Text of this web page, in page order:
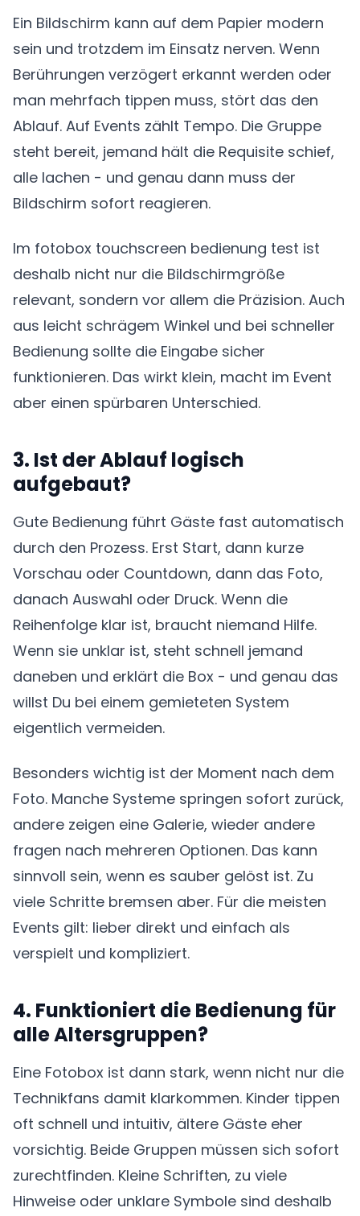
Ein Bildschirm kann auf dem Papier modern
sein und trotzdem im Einsatz nerven. Wenn
Berührungen verzögert erkannt werden oder
man mehrfach tippen muss, stört das den
Ablauf. Auf Events zählt Tempo. Die Gruppe
steht bereit, jemand hält die Requisite schief,
alle lachen - und genau dann muss der
Bildschirm sofort reagieren.
Im fotobox touchscreen bedienung test ist
deshalb nicht nur die Bildschirmgröße
relevant, sondern vor allem die Präzision. Auch
aus leicht schrägem Winkel und bei schneller
Bedienung sollte die Eingabe sicher
funktionieren. Das wirkt klein, macht im Event
aber einen spürbaren Unterschied.
3. Ist der Ablauf logisch
aufgebaut?
Gute Bedienung führt Gäste fast automatisch
durch den Prozess. Erst Start, dann kurze
Vorschau oder Countdown, dann das Foto,
danach Auswahl oder Druck. Wenn die
Reihenfolge klar ist, braucht niemand Hilfe.
Wenn sie unklar ist, steht schnell jemand
daneben und erklärt die Box - und genau das
willst Du bei einem gemieteten System
eigentlich vermeiden.
Besonders wichtig ist der Moment nach dem
Foto. Manche Systeme springen sofort zurück,
andere zeigen eine Galerie, wieder andere
fragen nach mehreren Optionen. Das kann
sinnvoll sein, wenn es sauber gelöst ist. Zu
viele Schritte bremsen aber. Für die meisten
Events gilt: lieber direkt und einfach als
verspielt und kompliziert.
4. Funktioniert die Bedienung für
alle Altersgruppen?
Eine Fotobox ist dann stark, wenn nicht nur die
Technikfans damit klarkommen. Kinder tippen
oft schnell und intuitiv, ältere Gäste eher
vorsichtig. Beide Gruppen müssen sich sofort
zurechtfinden. Kleine Schriften, zu viele
Hinweise oder unklare Symbole sind deshalb